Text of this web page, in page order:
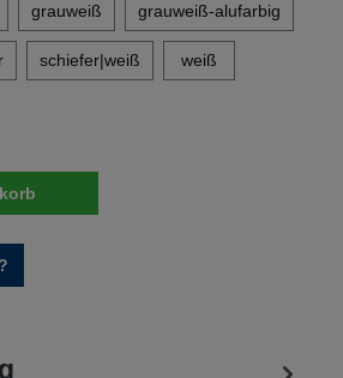
grauweiß grauweiß-alufarbig
schiefer|weiß weiß
Gib den gewünschten